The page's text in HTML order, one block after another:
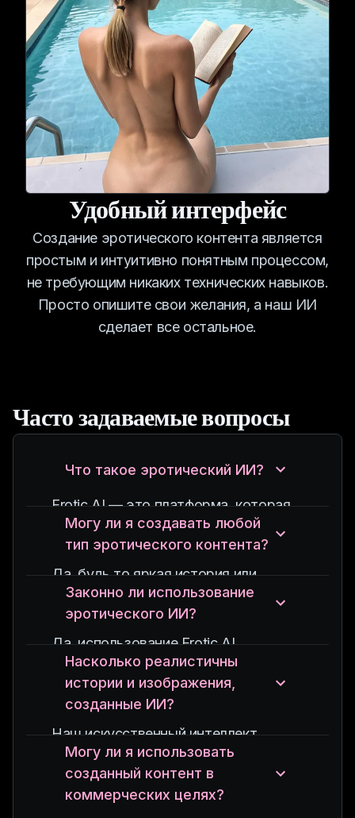
Удобный интерфейс
Создание эротического контента является
простым и интуитивно понятным процессом,
не требующим никаких технических навыков.
Просто опишите свои желания, а наш ИИ
сделает все остальное.
Часто задаваемые вопросы
Что такое эротический ИИ?
Erotic AI — это платформа, которая
использует искусственный интеллект
для создания персонализированных
эротических историй и изображений
на основе данных пользователей.
Могу ли я создавать любой
тип эротического контента?
Да, будь то яркая история или
провокационный образ, Erotic AI
может создать широкий спектр
эротического контента,
адаптированного к вашим
конкретным фантазиям.
Законно ли использование
эротического ИИ?
Да, использование Erotic AI
разрешено.
Однако важно убедиться, что вы
соблюдаете местные законы,
касающиеся создания и
распространения эротического
контента.
Насколько реалистичны
истории и изображения,
созданные ИИ?
Наш искусственный интеллект
генерирует очень реалистичный и
детализированный контент,
независимо от того, ищете ли вы
Могу ли я использовать
созданный контент в
коммерческих целях?